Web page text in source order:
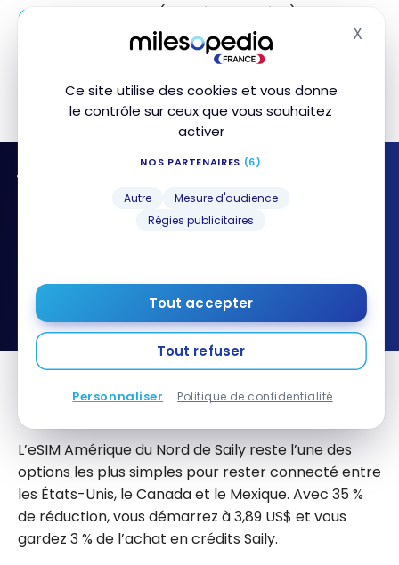
Ce site utilise des cookies et vous donne
le contrôle sur ceux que vous souhaitez
activer
NOS PARTENAIRES (6)
Autre
Mesure d'audience
Régies publicitaires
Tout accepter
Tout refuser
Personnaliser Politique de confidentialité
X
(données illimitées)
(forfaits par pays)
C’est quoi une eSIM ?
(le guide débutant)
Ne ratez plus aucun bon plan
Cashback, bonus de bienvenue, offres
exclusives… Jetez un œil à notre sélection des
Voir tous les bons plans
Conclusion
L’eSIM Amérique du Nord de Saily reste l’une des
options les plus simples pour rester connecté entre
les États-Unis, le Canada et le Mexique. Avec 35 %
de réduction, vous démarrez à 3,89 US$ et vous
gardez 3 % de l’achat en crédits Saily.